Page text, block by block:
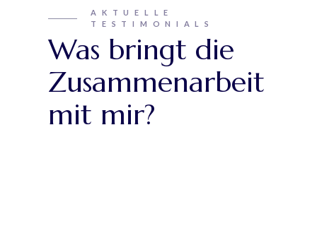
AKTUELLE
TESTIMONIALS
Was bringt die
Zusammenarbeit
mit mir?